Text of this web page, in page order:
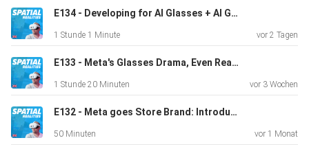
Quasi-Standard zu werden, erklärt Manuel. Außerdem
schauen wir uns
das Thema Amazon AR View an, an dem Amazon ja Stück
für Stück
weiter arbeitet. Erst vor kurzem habe ich auf Instagram
von Richard Gutjahr gesehen, der das einmal anhand von
Schuhen
E134 - Developing for AI Glasses + AI Glasses News with Christoph Spinger from Telekom MMS
1 Stunde 1 Minute vor 2 Tagen
E133 - Meta's Glasses Drama, Even Realities Hits Unicorn Status & UBTECH's Creepy Companion
1 Stunde 20 Minuten vor 3 Wochen
E132 - Meta goes Store Brand: Introducing Meta Glasses
50 Minuten vor 1 Monat